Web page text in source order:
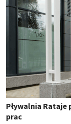
Pływalnia Rataje
prac